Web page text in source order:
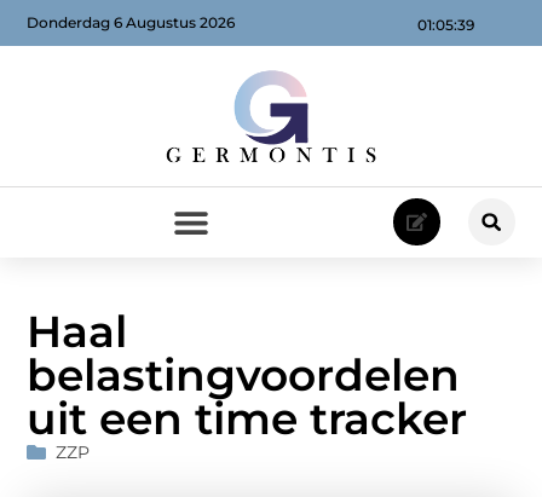
01:05:39
Donderdag 6 Augustus 2026
Haal
belastingvoordelen
uit een time tracker
ZZP